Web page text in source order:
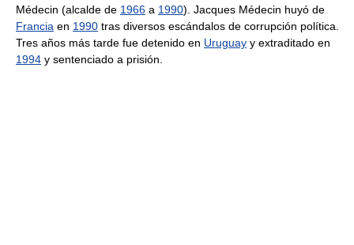
Médecin (alcalde de 1966 a 1990). Jacques Médecin huyó de
Francia en 1990 tras diversos escándalos de corrupción política.
Tres años más tarde fue detenido en Uruguay y extraditado en
1994 y sentenciado a prisión.